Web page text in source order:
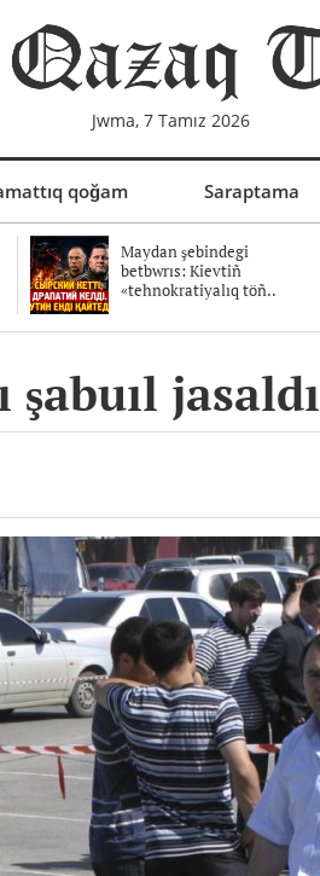
Jwma, 7 Tamız 2026
qoğam Saraptama
Maydan şebindegi
betbwrıs: Kievtiñ
«tehnokratiyalıq töñ..
jasaldı